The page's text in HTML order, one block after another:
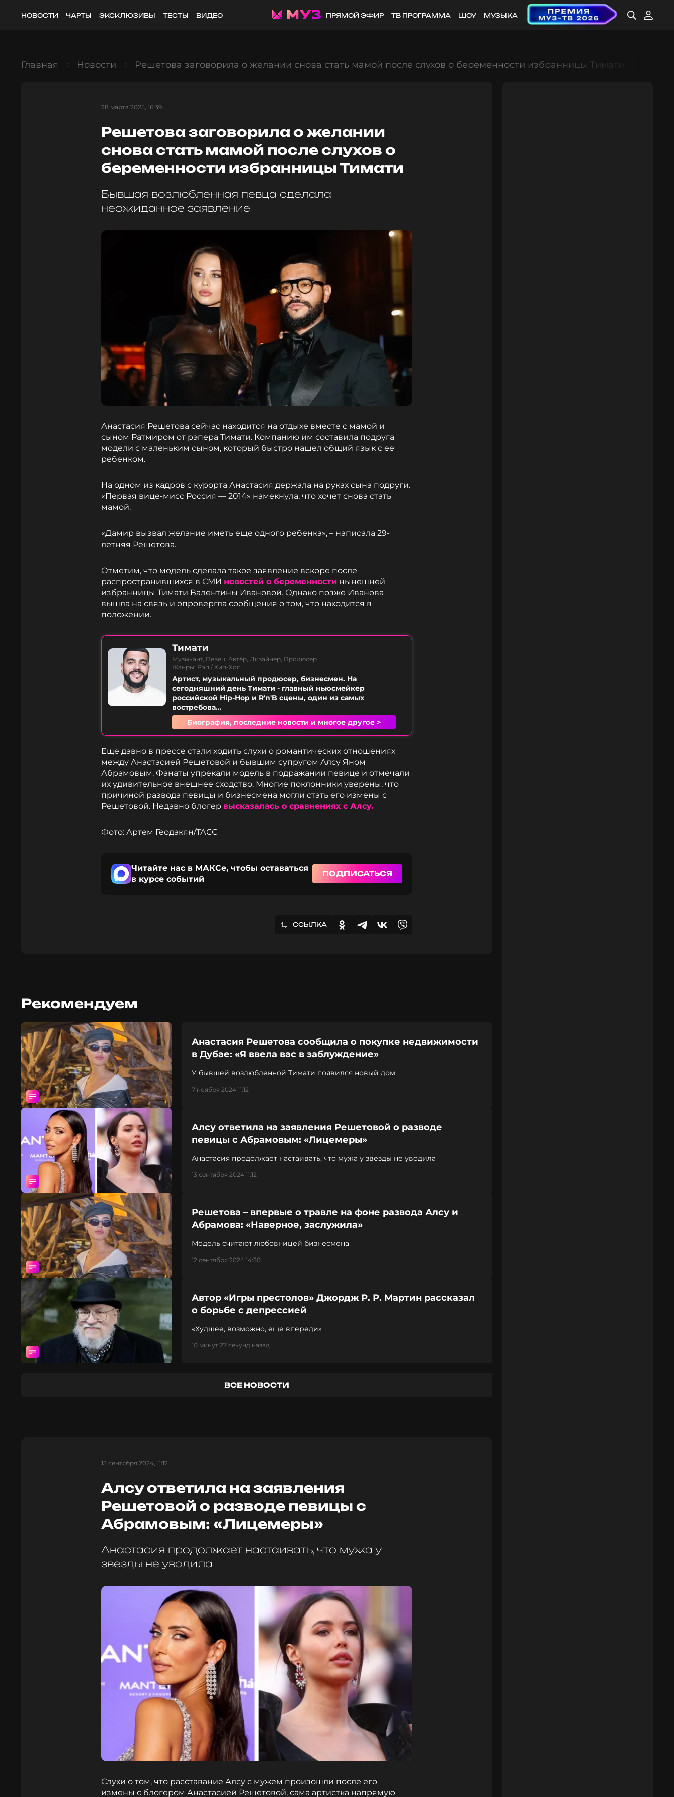
НОВОСТИ ЧАРТЫ ЭКСКЛЮЗИВЫ ТЕСТЫ ВИДЕО ПРЯМОЙ ЭФИР ТВ ПРОГРАММА ШОУ МУЗЫКА
Главная Новости Решетова заговорила о желании снова стать мамой после слухов о беременности избранницы Тимати
28 марта 2025, 16:39
Решетова заговорила о желании
снова стать мамой после слухов о
беременности избранницы Тимати
Бывшая возлюбленная певца сделала
неожиданное заявление
Анастасия Решетова сейчас находится на отдыхе вместе с мамой и
сыном Ратмиром от рэпера Тимати. Компанию им составила подруга
модели с маленьким сыном, который быстро нашел общий язык с ее
ребенком.
На одном из кадров с курорта Анастасия держала на руках сына подруги.
«Первая вице-мисс Россия — 2014» намекнула, что хочет снова стать
мамой.
«Дамир вызвал желание иметь еще одного ребенка», – написала 29-
летняя Решетова.
Отметим, что модель сделала такое заявление вскоре после
распространившихся в СМИ новостей о беременности нынешней
избранницы Тимати Валентины Ивановой. Однако позже Иванова
вышла на связь и опровергла сообщения о том, что находится в
положении.
Тимати
Музыкант, Певец, Актёр, Дизайнер, Продюсер
Жанры: Рэп / Хип-Хоп
Артист, музыкальный продюсер, бизнесмен. На
сегодняшний день Тимати - главный ньюсмейкер
российской Hip-Hop и R'n'B сцены, один из самых
востребова...
Биография, последние новости и многое другое >
Еще давно в прессе стали ходить слухи о романтических отношениях
между Анастасией Решетовой и бывшим супругом Алсу Яном
Абрамовым. Фанаты упрекали модель в подражании певице и отмечали
их удивительное внешнее сходство. Многие поклонники уверены, что
причиной развода певицы и бизнесмена могли стать его измены с
Решетовой. Недавно блогер высказалась о сравнениях с Алсу.
Фото: Артем Геодакян/ТАСС
Читайте нас в МАКСе, чтобы оставаться
в курсе событий
ПОДПИСАТЬСЯ
ССЫЛКА
Рекомендуем
Анастасия Решетова сообщила о покупке недвижимости
в Дубае: «Я ввела вас в заблуждение»
У бывшей возлюбленной Тимати появился новый дом
7 ноября 2024 11:12
Алсу ответила на заявления Решетовой о разводе
певицы с Абрамовым: «Лицемеры»
Анастасия продолжает настаивать, что мужа у звезды не уводила
13 сентября 2024 11:12
Решетова – впервые о травле на фоне развода Алсу и
Абрамова: «Наверное, заслужила»
Модель считают любовницей бизнесмена
12 сентября 2024 14:30
Автор «Игры престолов» Джордж Р. Р. Мартин рассказал
о борьбе с депрессией
«Худшее, возможно, еще впереди»
10 минут 27 секунд назад
ВСЕ НОВОСТИ
13 сентября 2024, 11:12
Алсу ответила на заявления
Решетовой о разводе певицы с
Абрамовым: «Лицемеры»
Анастасия продолжает настаивать, что мужа у
звезды не уводила
Слухи о том, что расставание Алсу с мужем произошли после его
измены с блогером Анастасией Решетовой, сама артистка напрямую